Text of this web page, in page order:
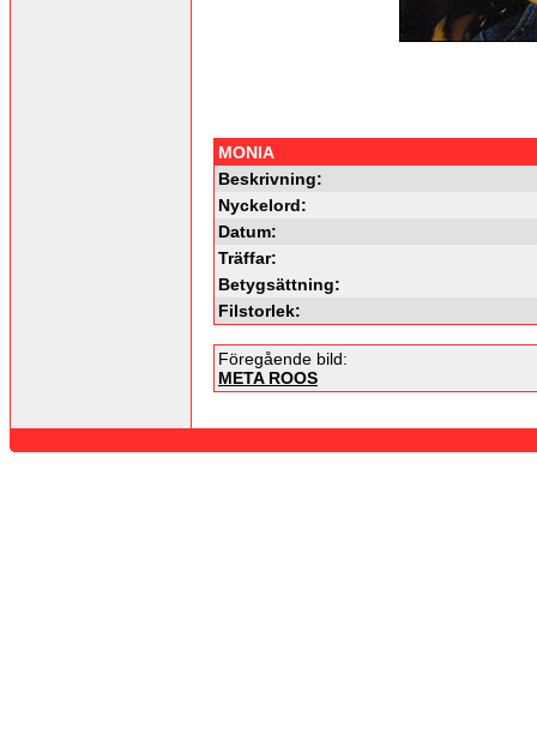
MONIA
Beskrivning:
Nyckelord:
Datum:
Träffar:
Betygsättning:
Filstorlek:
Föregående bild:
META ROOS